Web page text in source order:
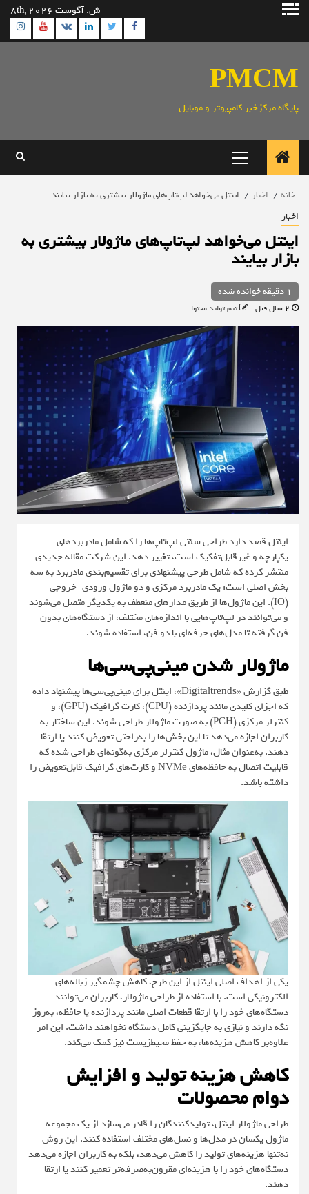
پرش
ش. آگوست 8th, 2026
Facebook
Twitter
Linkedin
VK
PMCM
پایگاه مرکزخبر کامپیوتر و موبایل
اصلی
خانه اخبار اینتل می‌خواهد لپ‌تاپ‌های ماژولار بیشتری به بازار بیایند
اخبار
اینتل می‌خواهد لپ‌تاپ‌های ماژولار بیشتری به
بازار بیایند
1 دقیقه خوانده شده
تیم تولید محتوا
اینتل قصد دارد طراحی سنتی لپ‌تاپ‌ها را که شامل مادربردهای
یکپارچه و غیرقابل‌تفکیک است، تغییر دهد. این شرکت مقاله جدیدی
منتشر کرده که شامل طرحی پیشنهادی برای تقسیم‌بندی مادربرد به سه
بخش اصلی است: یک مادربرد مرکزی و دو ماژول ورودی-خروجی
(IO). این ماژول‌ها از طریق مدارهای منعطف به یکدیگر متصل می‌شوند
و می‌توانند در لپ‌تاپ‌هایی با اندازه‌های مختلف، از دستگاه‌های بدون
فن گرفته تا مدل‌های حرفه‌ای با دو فن، استفاده شوند.
ماژولار شدن مینی‌پی‌سی‌ها
طبق گزارش «Digitaltrends»، اینتل برای مینی‌پی‌سی‌ها پیشنهاد داده
که اجزای کلیدی مانند پردازنده (CPU)، کارت گرافیک (GPU)، و
کنترلر مرکزی (PCH) به صورت ماژولار طراحی شوند. این ساختار به
کاربران اجازه می‌دهد تا این بخش‌ها را به‌راحتی تعویض کنند یا ارتقا
دهند. به‌عنوان مثال، ماژول کنترلر مرکزی به‌گونه‌ای طراحی شده که
قابلیت اتصال به حافظه‌های NVMe و کارت‌های گرافیک قابل‌تعویض را
داشته باشد.
یکی از اهداف اصلی اینتل از این طرح، کاهش چشمگیر زباله‌های
الکترونیکی است. با استفاده از طراحی ماژولار، کاربران می‌توانند
دستگاه‌های خود را با ارتقا قطعات اصلی مانند پردازنده یا حافظه، به‌روز
نگه دارند و نیازی به جایگزینی کامل دستگاه نخواهند داشت. این امر
علاوه‌بر کاهش هزینه‌ها، به حفظ محیط‌زیست نیز کمک می‌کند.
کاهش هزینه تولید و افزایش
دوام محصولات
طراحی ماژولار اینتل، تولیدکنندگان را قادر می‌سازد از یک مجموعه
ماژول یکسان در مدل‌ها و نسل‌های مختلف استفاده کنند. این روش
نه‌تنها هزینه‌های تولید را کاهش می‌دهد، بلکه به کاربران اجازه می‌دهد
دستگاه‌های خود را با هزینه‌ای مقرون‌به‌صرفه‌تر تعمیر کنند یا ارتقا
دهند.